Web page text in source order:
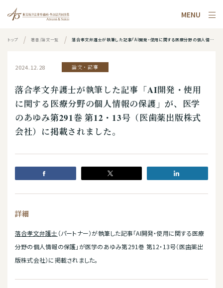
MENU
トップ 著書/論文一覧 落合孝文弁護士が執筆した記事「AI開発・使用に関する医療分野の個人情報の保護」が、医学のあゆみ第291巻 第12・13号（医歯薬出版株式会社）に掲載されました。
2024.12.28 論文・記事
落合孝文弁護士が執筆した記事「AI開発・使用
に関する医療分野の個人情報の保護」が、医学
のあゆみ第291巻 第12・13号（医歯薬出版株式
会社）に掲載されました。
詳細
落合孝文弁護士 （パートナー）が執筆した記事「AI開発・使用に関する医療
分野の個人情報の保護」が医学のあゆみ第291巻 第12・13号（医歯薬出
版株式会社）に掲載されました。